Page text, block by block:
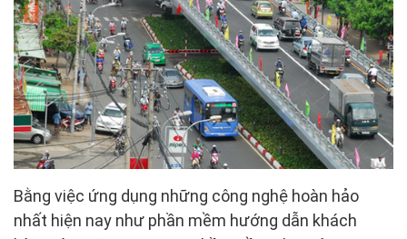
Bằng việc ứng dụng những công nghệ hoàn hảo
nhất hiện nay như phần mềm hướng dẫn khách